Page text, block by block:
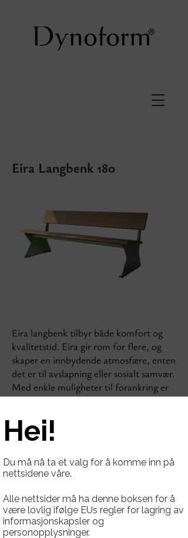
Eira Langbenk 180
Eira langbenk tilbyr både komfort og
kvalitetstid. Eira gir rom for flere, og
skaper en innbydende atmosfære, enten
det er til avslapning eller sosialt samvær.
Med enkle muligheter til forankring er
møblene også sikre i alle miljøer.
Se andre benk modeller fra Eira:
Eira Langbenk 220
Fakta
Sittehøyde: 45 cm
Hei!
Du må nå ta et valg for å komme inn på
nettsidene våre.
Alle nettsider må ha denne boksen for å
være lovlig ifølge EUs regler for lagring av
informasjonskapsler og
personopplysninger.